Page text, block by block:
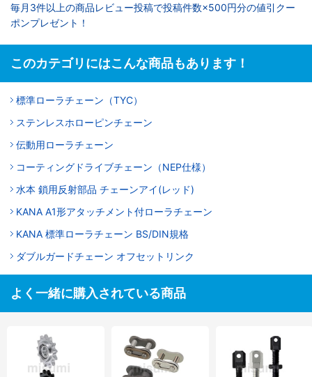
毎月3件以上の商品レビュー投稿で投稿件数×500円分の値引クー
ポンプレゼント！
このカテゴリにはこんな商品もあります！
標準ローラチェーン（TYC）
ステンレスホローピンチェーン
伝動用ローラチェーン
コーティングドライブチェーン（NEP仕様）
水本 鎖用反射部品 チェーンアイ(レッド)
KANA A1形アタッチメント付ローラチェーン
KANA 標準ローラチェーン BS/DIN規格
ダブルガードチェーン オフセットリンク
よく一緒に購入されている商品